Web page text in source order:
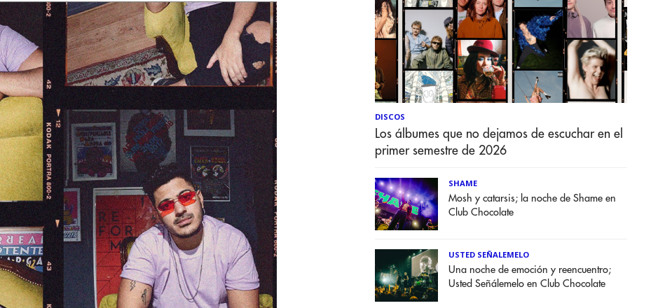
DISCOS
Los álbumes que no dejamos de escuchar en el
primer semestre de 2026
SHAME
Mosh y catarsis; la noche de Shame en
Club Chocolate
USTED SEÑALEMELO
Una noche de emoción y reencuentro;
Usted Señálemelo en Club Chocolate